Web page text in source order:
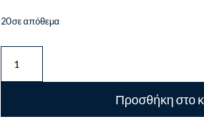
20 σε απόθεμα
Σβήστρα
Σχεδίου
Λευκή
Προσθήκη στο